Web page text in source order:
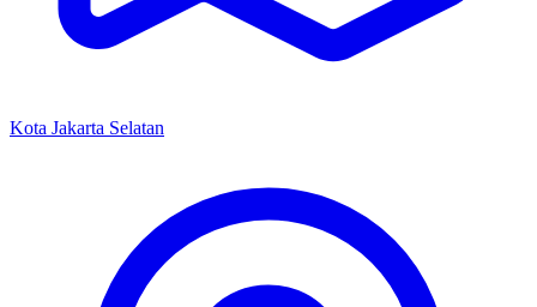
Kota Jakarta Selatan